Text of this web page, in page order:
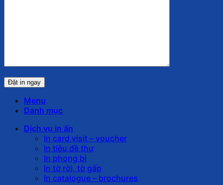
Menu
Danh mục
Dịch vụ in ấn
In card visit – voucher
In tiêu đề thư
In phong bì
In tờ rời, tờ gấp
In catalogue – brochures